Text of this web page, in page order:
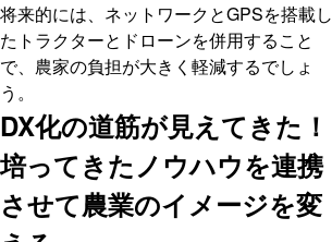
将来的には、ネットワークとGPSを搭載し
たトラクターとドローンを併用すること
で、農家の負担が大きく軽減するでしょ
う。
DX化の道筋が見えてきた！
培ってきたノウハウを連携
させて農業のイメージを変